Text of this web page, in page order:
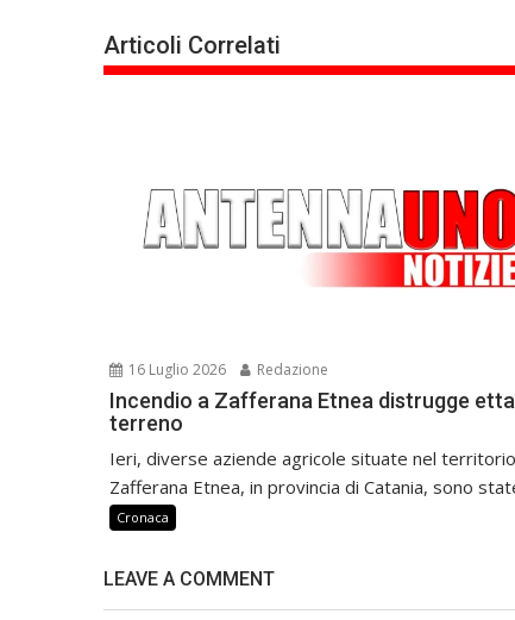
Articoli Correlati
16 Luglio 2026 Redazione
Incendio a Zafferana Etnea distrugge
terreno
Ieri, diverse aziende agricole situate nel
Zafferana Etnea, in provincia di Catania, sono
Cronaca
LEAVE A COMMENT